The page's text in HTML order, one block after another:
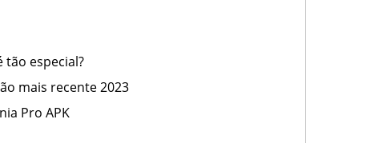
tão especial?
mais recente 2023
Pro APK